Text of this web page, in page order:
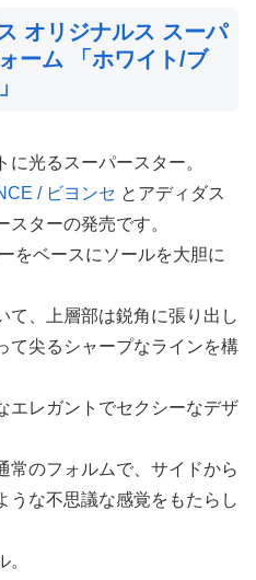
オリジナルス スーパ
ーム 「ホワイト/ブ
に光るスーパースター。
/ ビヨンセ とアディダス
ターの発売です。
をベースにソールを大胆に
て、上層部は鋭角に張り出し
て尖るシャープなラインを構
エレガントでセクシーなデザ
常のフォルムで、サイドから
うな不思議な感覚をもたらし